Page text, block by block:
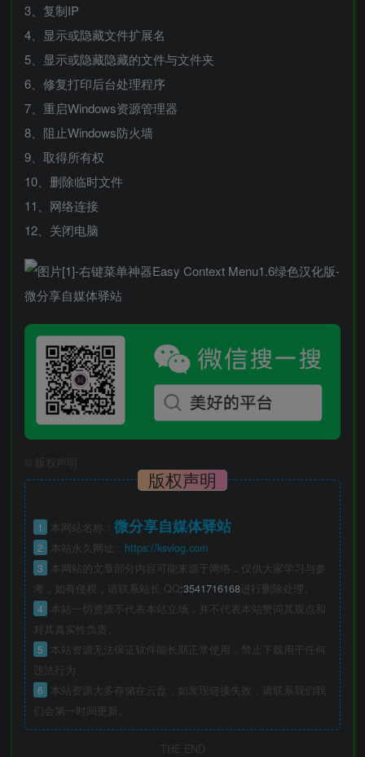
3、复制IP
4、显示或隐藏文件扩展名
5、显示或隐藏隐藏的文件与文件夹
6、修复打印后台处理程序
7、重启Windows资源管理器
8、阻止Windows防火墙
9、取得所有权
10、删除临时文件
11、网络连接
12、关闭电脑
版权声明
版权声明
1 本网站名称： 微分享自媒体驿站
2 本站永久网址： https://ksvlog.com
3
本网站的文章部分内容可能来源于网络，仅供大家学习与参
考，如有侵权，请联系站长 QQ:3541716168进行删除处理。
4
本站一切资源不代表本站立场，并不代表本站赞同其观点和
对其真实性负责。
5
本站资源无法保证软件能长期正常使用，禁止下载用于任何
违法行为
6
本站资源大多存储在云盘，如发现链接失效，请联系我们我
们会第一时间更新。
THE END